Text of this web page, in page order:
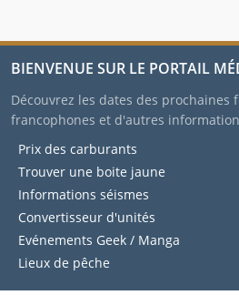
BIENVENUE SUR LE PORTAIL
Découvrez les dates des prochaines
francophones et d'autres
Prix des carburants
Trouver une boite jaune
Informations séismes
Convertisseur d'unités
Evénements Geek / Manga
Lieux de pêche